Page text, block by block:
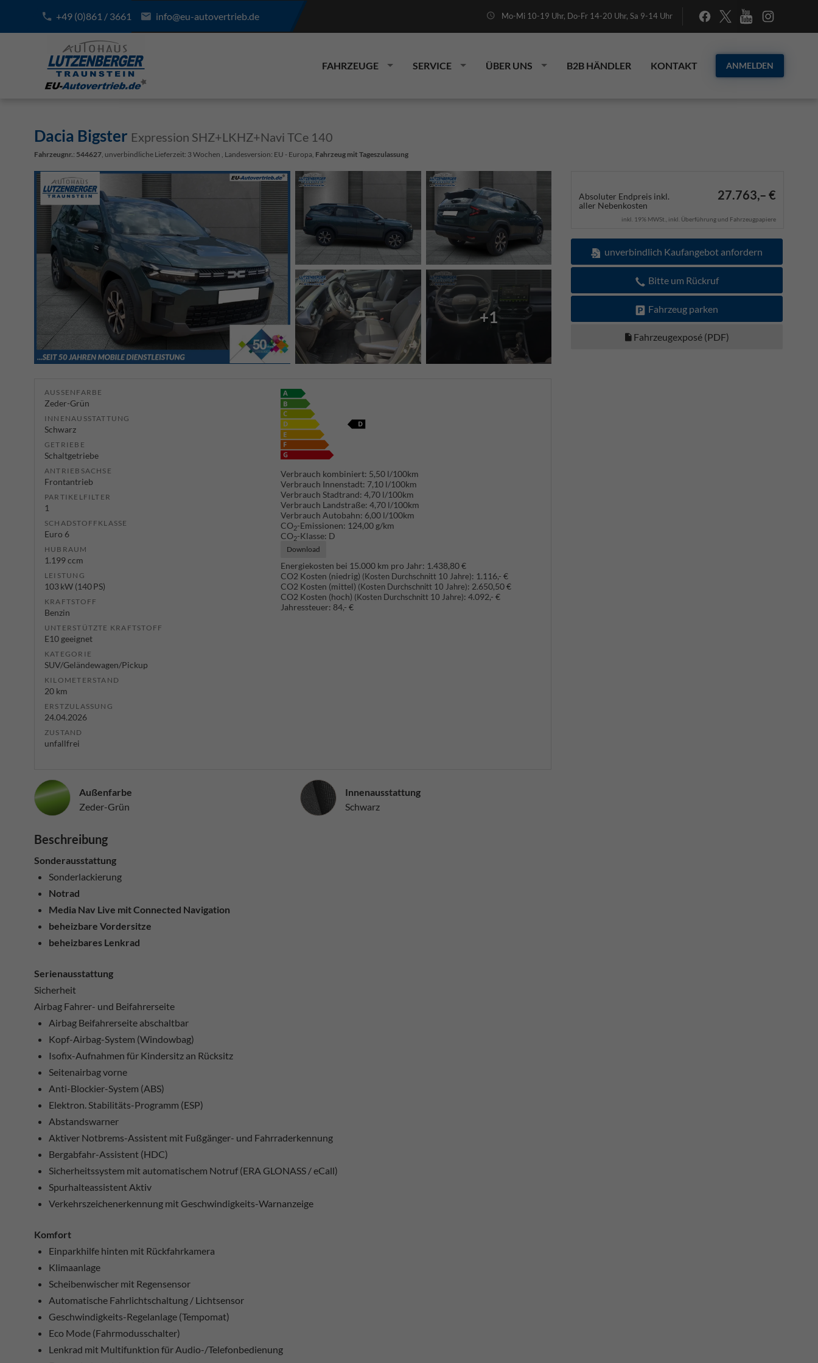
+49 (0)861 / 3661 info@eu-autovertrieb.de Mo-Mi 10-19 Uhr, Do-Fr 14-20 Uhr, Sa 9-14 Uhr
FAHRZEUGE SERVICE ÜBER UNS B2B HÄNDLER KONTAKT ANMELDEN
Dacia Bigster Expression SHZ+LKHZ+Navi TCe 140
Fahrzeugnr.: 544627 , unverbindliche Lieferzeit: 3 Wochen , Landesversion: EU - Europa, Fahrzeug mit Tageszulassung
Absoluter Endpreis inkl.
aller Nebenkosten
27.763,– €
inkl. 19% MWSt., inkl. Überführung und Fahrzeugpapiere
unverbindlich Kaufangebot anfordern
Bitte um Rückruf
Fahrzeug parken
Fahrzeugexposé (PDF)
+1
AUSSENFARBE
Zeder-Grün
INNENAUSSTATTUNG
Schwarz
GETRIEBE
Schaltgetriebe
ANTRIEBSACHSE
Frontantrieb
PARTIKELFILTER
1
SCHADSTOFFKLASSE
Euro 6
HUBRAUM
1.199 ccm
LEISTUNG
103 kW (140 PS)
KRAFTSTOFF
Benzin
UNTERSTÜTZTE KRAFTSTOFF
E10 geeignet
KATEGORIE
SUV/Geländewagen/Pickup
KILOMETERSTAND
20 km
ERSTZULASSUNG
24.04.2026
ZUSTAND
unfallfrei
Verbrauch kombiniert: 5,50 l/100km
Verbrauch Innenstadt: 7,10 l/100km
Verbrauch Stadtrand: 4,70 l/100km
Verbrauch Landstraße: 4,70 l/100km
Verbrauch Autobahn: 6,00 l/100km
CO2-Emissionen: 124,00 g/km
CO2-Klasse: D
Download
Energiekosten bei 15.000 km pro Jahr: 1.438,80 €
CO2 Kosten (niedrig) (Kosten Durchschnitt 10 Jahre): 1.116,- €
CO2 Kosten (mittel) (Kosten Durchschnitt 10 Jahre): 2.650,50 €
CO2 Kosten (hoch) (Kosten Durchschnitt 10 Jahre): 4.092,- €
Jahressteuer: 84,- €
Außenfarbe
Zeder-Grün
InnenausstattungInnenausstattung
Schwarz
Beschreibung
Sonderausstattung
Sonderlackierung
Notrad
Media Nav Live mit Connected Navigation
beheizbare Vordersitze
beheizbares Lenkrad
Serienausstattung
Sicherheit
Airbag Fahrer- und Beifahrerseite
Airbag Beifahrerseite abschaltbar
Kopf-Airbag-System (Windowbag)
Isofix-Aufnahmen für Kindersitz an Rücksitz
Seitenairbag vorne
Anti-Blockier-System (ABS)
Elektron. Stabilitäts-Programm (ESP)
Abstandswarner
Aktiver Notbrems-Assistent mit Fußgänger- und Fahrraderkennung
Bergabfahr-Assistent (HDC)
Sicherheitssystem mit automatischem Notruf (ERA GLONASS / eCall)
Spurhalteassistent Aktiv
Verkehrszeichenerkennung mit Geschwindigkeits-Warnanzeige
Komfort
Einparkhilfe hinten mit Rückfahrkamera
Klimaanlage
Scheibenwischer mit Regensensor
Automatische Fahrlichtschaltung / Lichtsensor
Geschwindigkeits-Regelanlage (Tempomat)
Eco Mode (Fahrmodusschalter)
Lenkrad mit Multifunktion für Audio-/Telefonbedienung